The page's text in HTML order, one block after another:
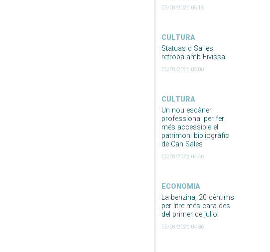
05/08/2026 05:15
CULTURA
Statuas d Sal es
retroba amb Eivissa
05/08/2026 05:00
CULTURA
Un nou escàner
professional per fer
més accessible el
patrimoni bibliogràfic
de Can Sales
05/08/2026 04:46
ECONOMIA
La benzina, 20 cèntims
per litre més cara des
del primer de juliol
05/08/2026 04:36